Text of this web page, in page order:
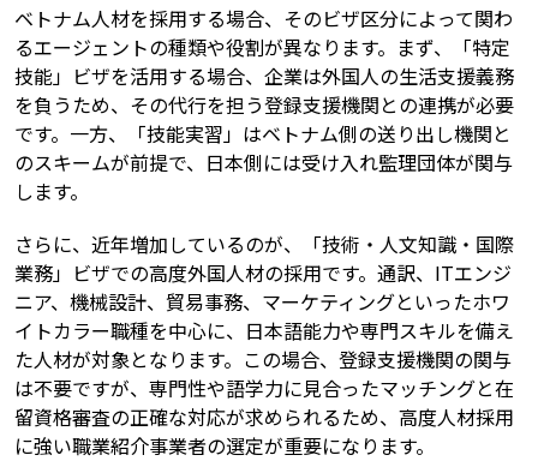
ベトナム人材を採用する場合、そのビザ区分によって関わ
るエージェントの種類や役割が異なります。まず、「特定
技能」ビザを活用する場合、企業は外国人の生活支援義務
を負うため、その代行を担う登録支援機関との連携が必要
です。一方、「技能実習」はベトナム側の送り出し機関と
のスキームが前提で、日本側には受け入れ監理団体が関与
します。
さらに、近年増加しているのが、「技術・人文知識・国際
業務」ビザでの高度外国人材の採用です。通訳、ITエンジ
ニア、機械設計、貿易事務、マーケティングといったホワ
イトカラー職種を中心に、日本語能力や専門スキルを備え
た人材が対象となります。この場合、登録支援機関の関与
は不要ですが、専門性や語学力に見合ったマッチングと在
留資格審査の正確な対応が求められるため、高度人材採用
に強い職業紹介事業者の選定が重要になります。